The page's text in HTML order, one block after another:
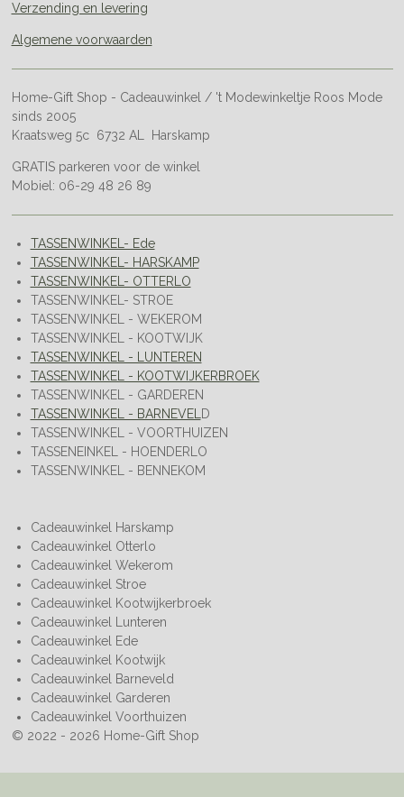
Verzending en levering
Algemene voorwaarden
Home-Gift Shop - Cadeauwinkel / 't Modewinkeltje Roos Mode
sinds 2005
Kraatsweg 5c 6732 AL Harskamp
GRATIS parkeren voor de winkel
Mobiel: 06-29 48 26 89
TASSENWINKEL- Ede
TASSENWINKEL- HARSKAMP
TASSENWINKEL- OTTERLO
TASSENWINKEL- STROE
TASSENWINKEL - WEKEROM
TASSENWINKEL - KOOTWIJK
TASSENWINKEL - LUNTEREN
TASSENWINKEL - KOOTWIJKERBROEK
TASSENWINKEL - GARDEREN
TASSENWINKEL - BARNEVELD
TASSENWINKEL - VOORTHUIZEN
TASSENEINKEL - HOENDERLO
TASSENWINKEL - BENNEKOM
Cadeauwinkel Harskamp
Cadeauwinkel Otterlo
Cadeauwinkel Wekerom
Cadeauwinkel Stroe
Cadeauwinkel Kootwijkerbroek
Cadeauwinkel Lunteren
Cadeauwinkel Ede
Cadeauwinkel Kootwijk
Cadeauwinkel Barneveld
Cadeauwinkel Garderen
Cadeauwinkel Voorthuizen
© 2022 - 2026 Home-Gift Shop